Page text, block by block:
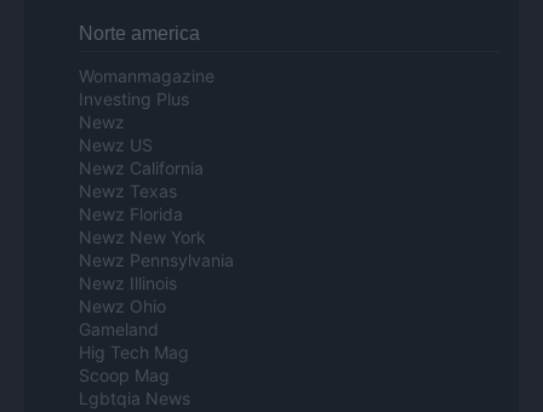
Norte america
Womanmagazine
Investing Plus
Newz
Newz US
Newz California
Newz Texas
Newz Florida
Newz New York
Newz Pennsylvania
Newz Illinois
Newz Ohio
Gameland
Hig Tech Mag
Scoop Mag
Lgbtqia News